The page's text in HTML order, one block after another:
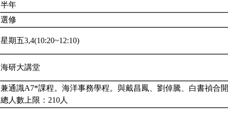
半年
選修
星期五3,4(10:20~12:10)
海研大講堂
兼通識A7*課程。海洋事務學程。與戴昌鳳、劉倬騰、白書禎合開
總人數上限：210人